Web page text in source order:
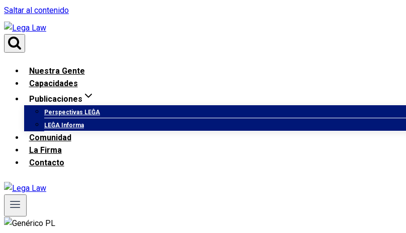
Saltar al contenido
Nuestra Gente
Capacidades
Publicaciones
Perspectivas LEĜA
LEĜA Informa
Comunidad
La Firma
Contacto